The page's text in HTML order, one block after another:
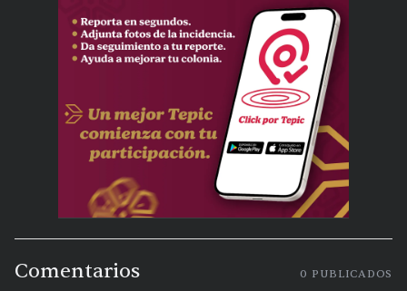
Comentarios 0 PUBLICADOS